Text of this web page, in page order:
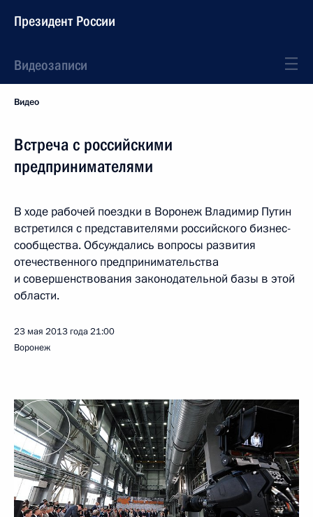
Президент России
Видеозаписи
Видео
Встреча с российскими
предпринимателями
В ходе рабочей поездки в Воронеж Владимир Путин
встретился с представителями российского бизнес-
сообщества. Обсуждались вопросы развития
отечественного предпринимательства
и совершенствования законодательной базы в этой
области.
23 мая 2013 года21:00
Воронеж